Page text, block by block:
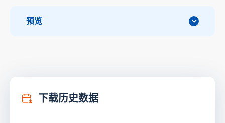
预览
下载历史数据